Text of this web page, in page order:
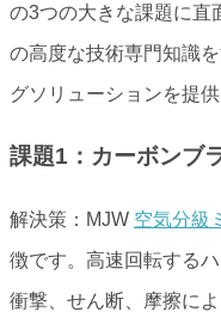
の3つの大きな課題に直
の高度な技術専門知識
グソリューションを提供
課題1：カーボンブ
解決策：MJW 空気分級
徴です。高速回転する
衝撃、せん断、摩擦に